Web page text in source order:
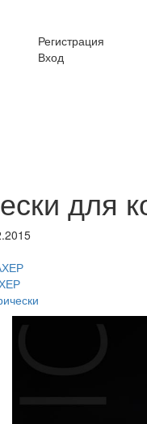
Регистрация
Вход
для